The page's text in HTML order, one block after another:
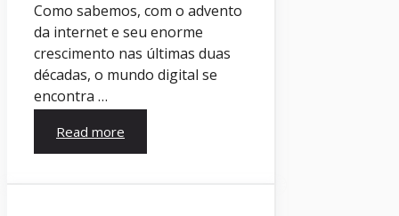
Como sabemos, com o advento
da internet e seu enorme
crescimento nas últimas duas
décadas, o mundo digital se
encontra …
Read more